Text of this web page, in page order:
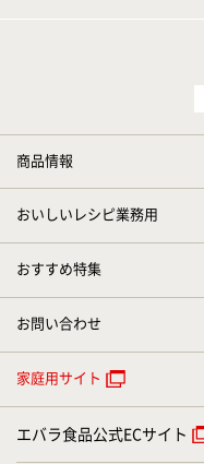
商品情報
おいしいレシピ業務用
おすすめ特集
お問い合わせ
家庭用サイト
エバラ食品公式ECサイト